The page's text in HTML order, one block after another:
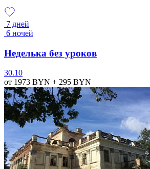
7 дней
6 ночей
Неделька без уроков
30.10
от 1973 BYN + 295 BYN